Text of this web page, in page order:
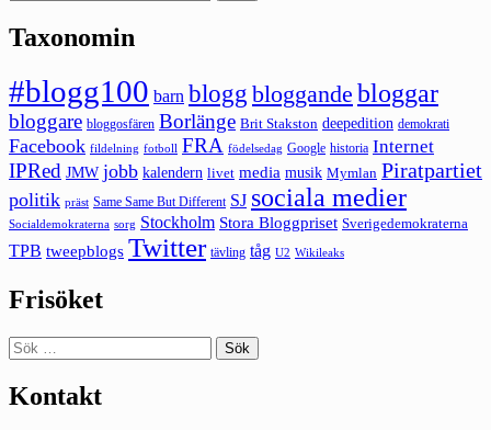
efter:
Taxonomin
#blogg100 barn blogg bloggande bloggar
bloggare bloggosfären Borlänge Brit Stakston deepedition demokrati
Facebook fildelning fotboll FRA födelsedag Google historia Internet
IPRed JMW jobb kalendern livet media musik Mymlan Piratpartiet
politik präst Same Same But Different SJ sociala medier
Socialdemokraterna sorg Stockholm Stora Bloggpriset Sverigedemokraterna
TPB tweepblogs Twitter tävling tåg U2 Wikileaks
Frisöket
Sök
efter:
Kontakt